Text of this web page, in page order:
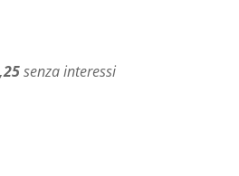
senza interessi